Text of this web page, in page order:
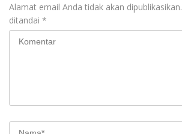
Alamat email Anda tidak akan dipublikasikan.
ditandai *